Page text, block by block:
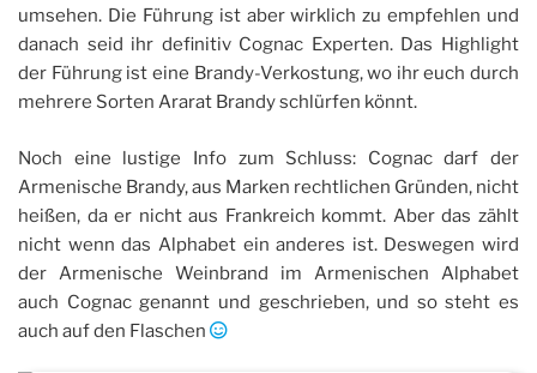
umsehen. Die Führung ist aber wirklich zu empfehlen und
danach seid ihr definitiv Cognac Experten. Das Highlight
der Führung ist eine Brandy-Verkostung, wo ihr euch durch
mehrere Sorten Ararat Brandy schlürfen könnt.
Noch eine lustige Info zum Schluss: Cognac darf der
Armenische Brandy, aus Marken rechtlichen Gründen, nicht
heißen, da er nicht aus Frankreich kommt. Aber das zählt
nicht wenn das Alphabet ein anderes ist. Deswegen wird
der Armenische Weinbrand im Armenischen Alphabet
auch Cognac genannt und geschrieben, und so steht es
auch auf den Flaschen